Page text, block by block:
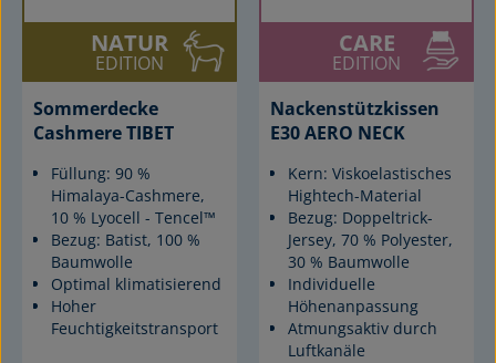
NATUR
EDITION
Sommerdecke
Cashmere TIBET
Füllung: 90 %
Himalaya-Cashmere,
10 % Lyocell - Tencel™
Bezug: Batist, 100 %
Baumwolle
Optimal klimatisierend
Hoher
Feuchtigkeitstransport
CARE
EDITION
Nackenstützkissen
E30 AERO NECK
Kern: Viskoelastisches
Hightech-Material
Bezug: Doppeltrick-
Jersey, 70 % Polyester,
30 % Baumwolle
Individuelle
Höhenanpassung
Atmungsaktiv durch
Luftkanäle